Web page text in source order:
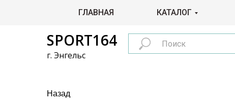
SPORT164
г. Энгельс
Назад
ГЛАВНАЯ КАТАЛОГ